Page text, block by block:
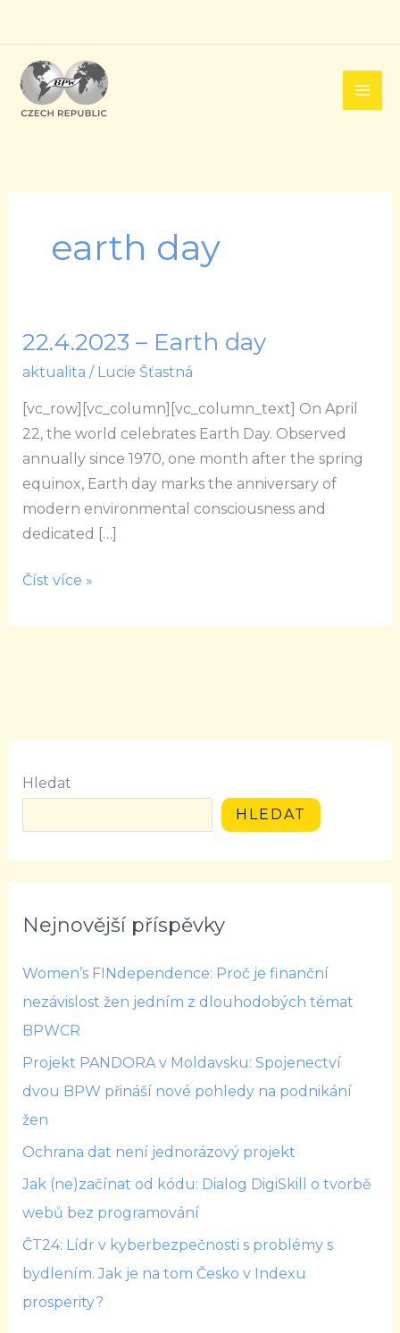
obsah
earth day
22.4.2023 – Earth day
aktualita / Lucie Šťastná
[vc_row][vc_column][vc_column_text] On April
22, the world celebrates Earth Day. Observed
annually since 1970, one month after the spring
equinox, Earth day marks the anniversary of
modern environmental consciousness and
dedicated […]
22.4.2023
day
Číst více »
Hledat
HLEDAT
Nejnovější příspěvky
Women’s FINdependence: Proč je finanční
nezávislost žen jedním z dlouhodobých témat
BPWCR
Projekt PANDORA v Moldavsku: Spojenectví
dvou BPW přináší nové pohledy na podnikání
žen
Ochrana dat není jednorázový projekt
Jak (ne)začínat od kódu: Dialog DigiSkill o tvorbě
webů bez programování
ČT24: Lídr v kyberbezpečnosti s problémy s
bydlením. Jak je na tom Česko v Indexu
prosperity?